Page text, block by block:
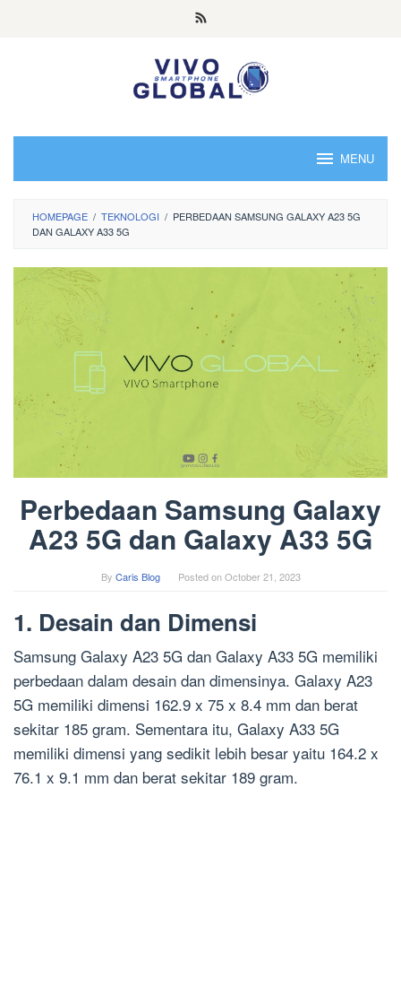
MENU
HOMEPAGE / TEKNOLOGI / PERBEDAAN SAMSUNG GALAXY A23 5G
DAN GALAXY A33 5G
Perbedaan Samsung Galaxy
A23 5G dan Galaxy A33 5G
By Caris Blog Posted onOctober 21, 2023
1. Desain dan Dimensi
Samsung Galaxy A23 5G dan Galaxy A33 5G memiliki
perbedaan dalam desain dan dimensinya. Galaxy A23
5G memiliki dimensi 162.9 x 75 x 8.4 mm dan berat
sekitar 185 gram. Sementara itu, Galaxy A33 5G
memiliki dimensi yang sedikit lebih besar yaitu 164.2 x
76.1 x 9.1 mm dan berat sekitar 189 gram.